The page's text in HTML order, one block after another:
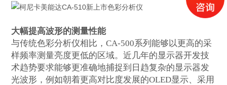
大幅提高波形的测量性能
与传统色彩分析仪相比，CA-500系列能够以更高的采
样频率测量亮度更低的区域。近几年的显示器开发技
术趋势要求能够更准确地捕捉到日趋复杂的显示器发
光波形，例如朝着更高对比度发展的OLED显示、采用